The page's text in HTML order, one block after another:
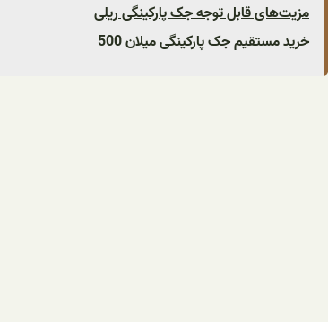
مزیت‌های قابل توجه جک پارکینگی ریلی
خرید مستقیم جک پارکینگی میلان 500